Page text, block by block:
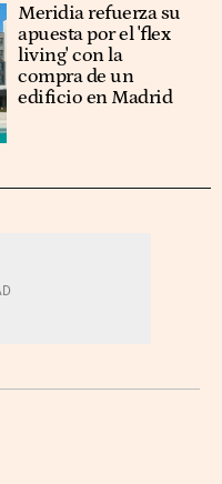
Meridia refuerza su
apuesta por el 'flex
living' con la
compra de un
edificio en Madrid